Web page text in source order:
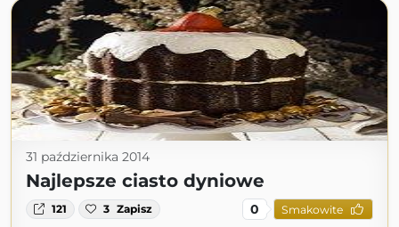
31 października 2014
Najlepsze ciasto dyniowe
121 3 Zapisz 0 Smakowite